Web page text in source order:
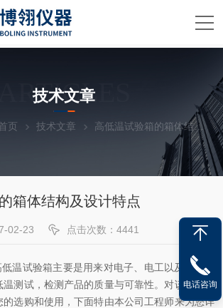
ARTICLES
技术文章
页 技术文章 高低温试验箱的箱体结构及设计特点
箱体结构及设计特点
02-23 点击次数：4441
试验箱主要是用来对电子、电工以及零部件
温测试，检测产品的质量与可靠性。对该设备有
选购和使用，下面特由本公司工程师来为您详
电话咨询